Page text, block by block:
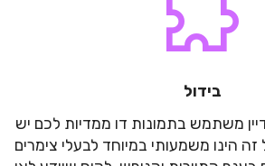
בידול
משתמש בתמונות דו ממדיות לכם יש
זה הינו משמעותי במיוחד לבעלי צימרים